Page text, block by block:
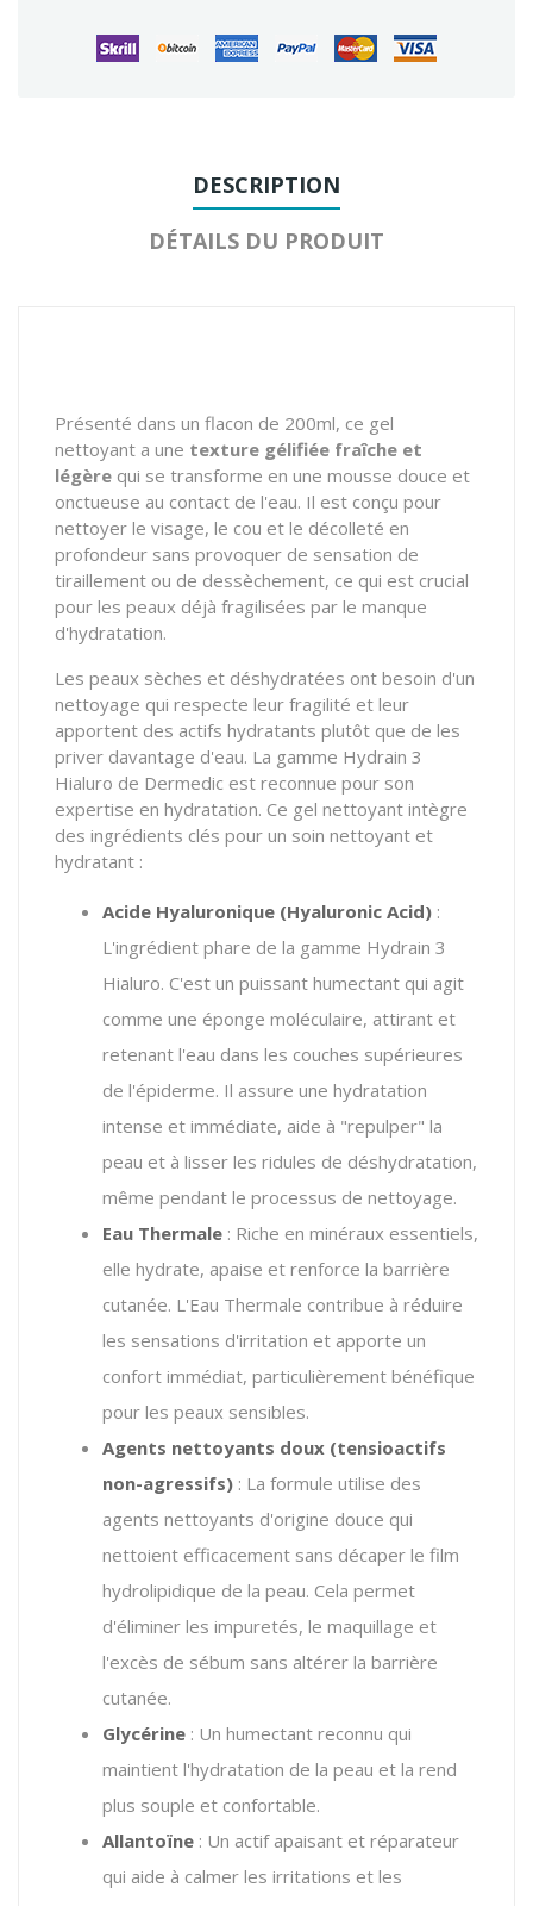
DESCRIPTION
DÉTAILS DU PRODUIT
Présenté dans un flacon de 200ml, ce gel
nettoyant a une texture gélifiée fraîche et
légère qui se transforme en une mousse douce et
onctueuse au contact de l'eau. Il est conçu pour
nettoyer le visage, le cou et le décolleté en
profondeur sans provoquer de sensation de
tiraillement ou de dessèchement, ce qui est crucial
pour les peaux déjà fragilisées par le manque
d'hydratation.
Les peaux sèches et déshydratées ont besoin d'un
nettoyage qui respecte leur fragilité et leur
apportent des actifs hydratants plutôt que de les
priver davantage d'eau. La gamme Hydrain 3
Hialuro de Dermedic est reconnue pour son
expertise en hydratation. Ce gel nettoyant intègre
des ingrédients clés pour un soin nettoyant et
hydratant :
Acide Hyaluronique (Hyaluronic Acid) :
L'ingrédient phare de la gamme Hydrain 3
Hialuro. C'est un puissant humectant qui agit
comme une éponge moléculaire, attirant et
retenant l'eau dans les couches supérieures
de l'épiderme. Il assure une hydratation
intense et immédiate, aide à "repulper" la
peau et à lisser les ridules de déshydratation,
même pendant le processus de nettoyage.
Eau Thermale : Riche en minéraux essentiels,
elle hydrate, apaise et renforce la barrière
cutanée. L'Eau Thermale contribue à réduire
les sensations d'irritation et apporte un
confort immédiat, particulièrement bénéfique
pour les peaux sensibles.
Agents nettoyants doux (tensioactifs
non-agressifs) : La formule utilise des
agents nettoyants d'origine douce qui
nettoient efficacement sans décaper le film
hydrolipidique de la peau. Cela permet
d'éliminer les impuretés, le maquillage et
l'excès de sébum sans altérer la barrière
cutanée.
Glycérine : Un humectant reconnu qui
maintient l'hydratation de la peau et la rend
plus souple et confortable.
Allantoïne : Un actif apaisant et réparateur
qui aide à calmer les irritations et les